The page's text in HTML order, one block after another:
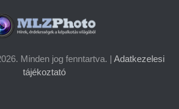
Minden jog fenntartva. | Adatkezelesi
tájékoztató